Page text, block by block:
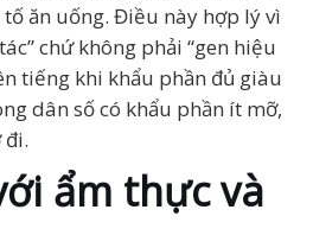
ăn uống. Điều này hợp lý vì
chứ không phải “gen hiệu
tiếng khi khẩu phần đủ giàu
dân số có khẩu phần ít mỡ,
đi.
ẩm thực và